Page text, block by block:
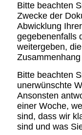
Bitte beachten
Zwecke der
Abwicklung
gegebenenfalls
weitergeben,
Bitte beachten
unerwünschte
Ansonsten
einer Woche,
sind, dass wir
sind und was